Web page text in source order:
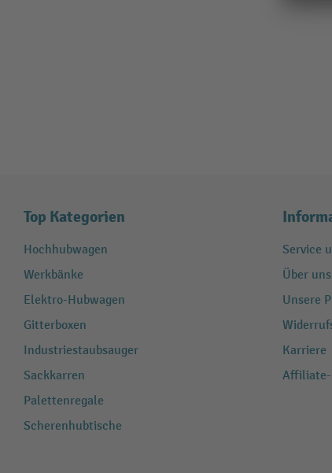
Top Kategorien
Hochhubwagen
Werkbänke
Elektro-Hubwagen
Gitterboxen
Industriestaubsauger
Sackkarren
Palettenregale
Scherenhubtische
Service
Über uns
Unsere
Karriere
Affiliate-